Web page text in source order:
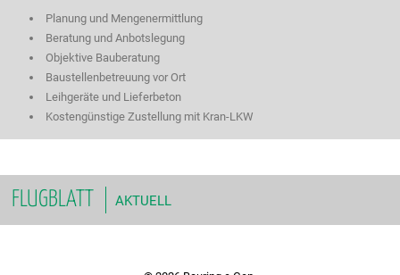
Planung und Mengenermittlung
Beratung und Anbotslegung
Objektive Bauberatung
Baustellenbetreuung vor Ort
Leihgeräte und Lieferbeton
Kostengünstige Zustellung mit Kran-LKW
FLUGBLATT AKTUELL